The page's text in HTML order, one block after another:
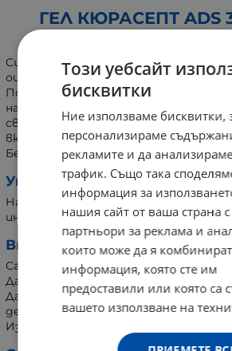
ГЕЛ КЮРАСЕПТ ADS
Curasept ADS 350 – гингивален гел за
оцветява зъбната кост и
Поддържа венците здрави и ги
натрупване на бактериална плака.
свежда до минимум оцветяването и
вкуса.
Без алкохол – без парене и дразнене.
Употреба:
Нанася се с чист пръст, ултрамека
интердентална четка. Прилага се
Внимание:
Само за външна употреба.
Да не се поглъща.
Да се съхранява на хладно и тъмно
деца.
Изхвърляйте опаковката правилно
Този уебсайт
бисквитки
Ние използваме бисквитки,
персонализираме
рекламите и да
трафик. Също така
информация за
нашия сайт от ваша страна
партньори за реклама и
които може да я комбинират
информация, която сте им
предоставили или която са
вашето използване на